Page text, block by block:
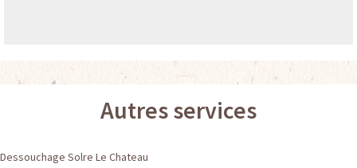
Autres services
Dessouchage Solre Le Chateau